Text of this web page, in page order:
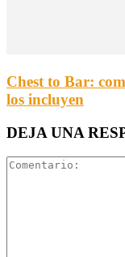
Chest to Bar:
los incluyen
DEJA UNA